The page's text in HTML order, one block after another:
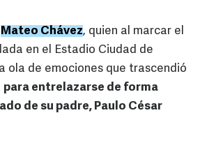
Mateo Chávez, quien al marcar el
en el Estadio Ciudad de
ola de emociones que trascendió
para entrelazarse de forma
de su padre, Paulo César